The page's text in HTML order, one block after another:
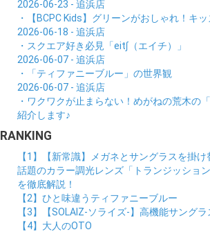
2026-06-23 - 追浜店
・【BCPC Kids】グリーンがおしゃれ！キ
2026-06-18 - 追浜店
・スクエア好き必見「eit∫（エイチ）」
2026-06-07 - 追浜店
・「ティファニーブルー」の世界観
2026-06-07 - 追浜店
・ワクワクが止まらない！めがねの荒木の
紹介します♪
RANKING
【1】【新常識】メガネとサングラスを掛
話題のカラー調光レンズ「トランジッショ
を徹底解説！
【2】ひと味違うティファニーブルー
【3】【SOLAIZ-ソライズ-】高機能サング
【4】大人のOTO